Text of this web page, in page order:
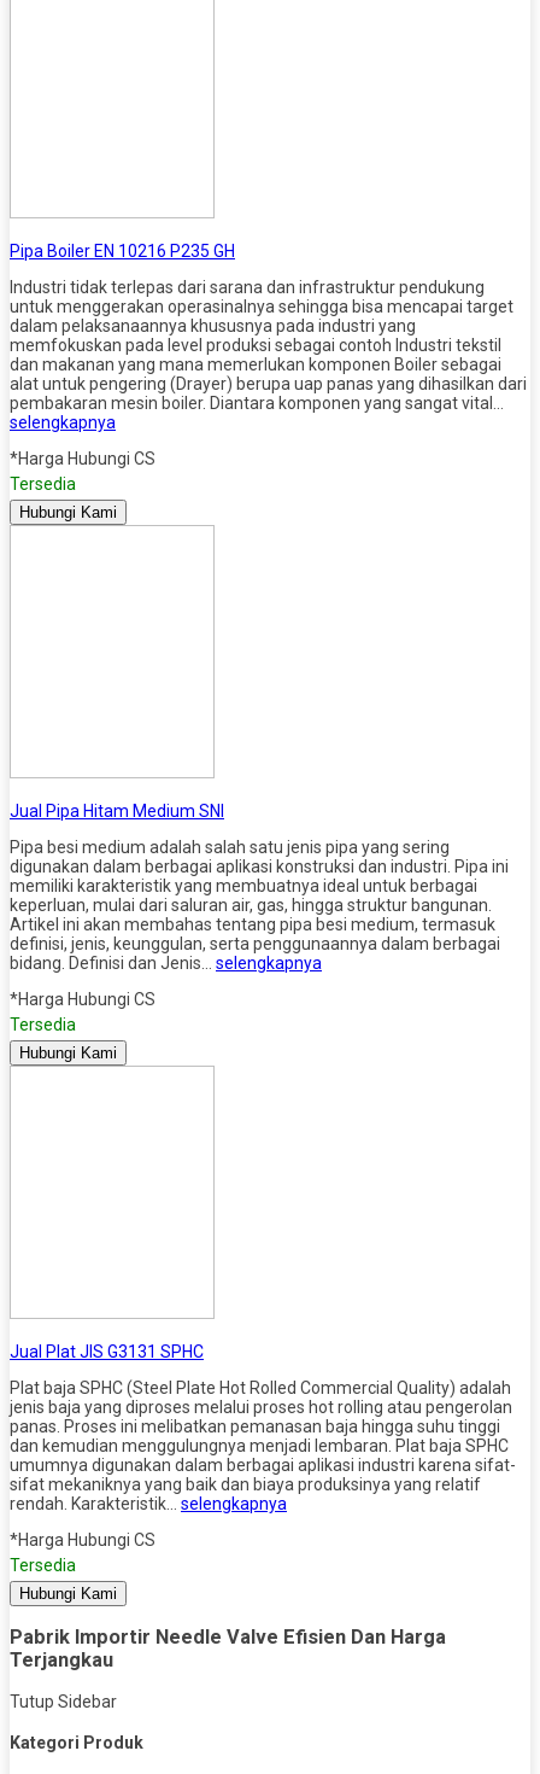
Pipa Boiler EN 10216 P235 GH
Industri tidak terlepas dari sarana dan infrastruktur pendukung
untuk menggerakan operasinalnya sehingga bisa mencapai target
dalam pelaksanaannya khususnya pada industri yang
memfokuskan pada level produksi sebagai contoh Industri tekstil
dan makanan yang mana memerlukan komponen Boiler sebagai
alat untuk pengering (Drayer) berupa uap panas yang dihasilkan dari
pembakaran mesin boiler. Diantara komponen yang sangat vital…
selengkapnya
*Harga Hubungi CS
Tersedia
Hubungi Kami
Jual Pipa Hitam Medium SNI
Pipa besi medium adalah salah satu jenis pipa yang sering
digunakan dalam berbagai aplikasi konstruksi dan industri. Pipa ini
memiliki karakteristik yang membuatnya ideal untuk berbagai
keperluan, mulai dari saluran air, gas, hingga struktur bangunan.
Artikel ini akan membahas tentang pipa besi medium, termasuk
definisi, jenis, keunggulan, serta penggunaannya dalam berbagai
bidang. Definisi dan Jenis… selengkapnya
*Harga Hubungi CS
Tersedia
Hubungi Kami
Jual Plat JIS G3131 SPHC
Plat baja SPHC (Steel Plate Hot Rolled Commercial Quality) adalah
jenis baja yang diproses melalui proses hot rolling atau pengerolan
panas. Proses ini melibatkan pemanasan baja hingga suhu tinggi
dan kemudian menggulungnya menjadi lembaran. Plat baja SPHC
umumnya digunakan dalam berbagai aplikasi industri karena sifat-
sifat mekaniknya yang baik dan biaya produksinya yang relatif
rendah. Karakteristik… selengkapnya
*Harga Hubungi CS
Tersedia
Hubungi Kami
Pabrik Importir Needle Valve Efisien Dan Harga
Terjangkau
Tutup Sidebar
Kategori Produk